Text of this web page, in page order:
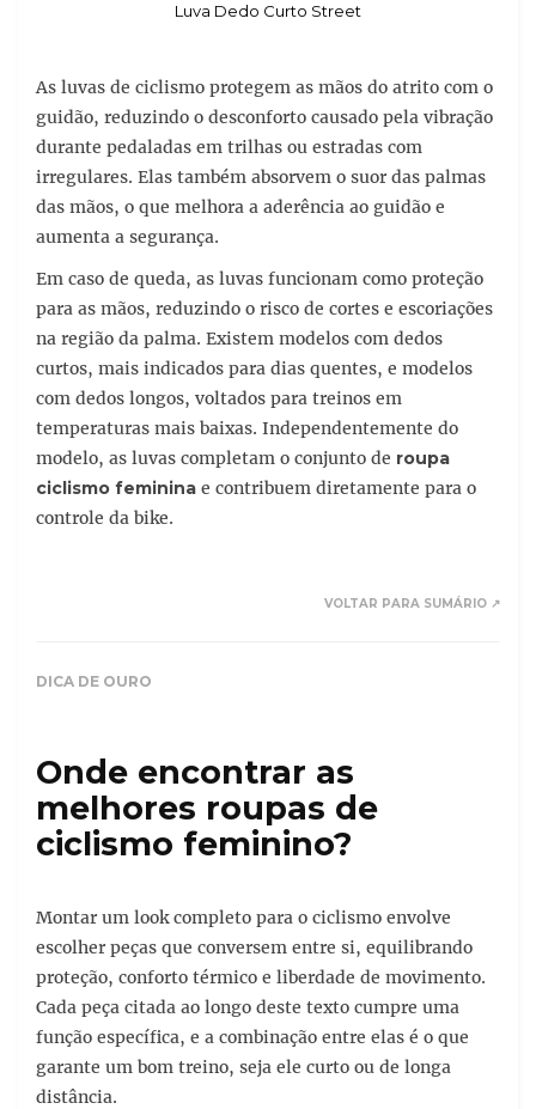
Luva Dedo Curto Street
As luvas de ciclismo protegem as mãos do atrito com o
guidão, reduzindo o desconforto causado pela vibração
durante pedaladas em trilhas ou estradas com
irregulares. Elas também absorvem o suor das palmas
das mãos, o que melhora a aderência ao guidão e
aumenta a segurança.
Em caso de queda, as luvas funcionam como proteção
para as mãos, reduzindo o risco de cortes e escoriações
na região da palma. Existem modelos com dedos
curtos, mais indicados para dias quentes, e modelos
com dedos longos, voltados para treinos em
temperaturas mais baixas. Independentemente do
modelo, as luvas completam o conjunto de roupa
ciclismo feminina e contribuem diretamente para o
controle da bike.
VOLTAR PARA SUMÁRIO ↗
DICA DE OURO
Onde encontrar as
melhores roupas de
ciclismo feminino?
Montar um look completo para o ciclismo envolve
escolher peças que conversem entre si, equilibrando
proteção, conforto térmico e liberdade de movimento.
Cada peça citada ao longo deste texto cumpre uma
função específica, e a combinação entre elas é o que
garante um bom treino, seja ele curto ou de longa
distância.